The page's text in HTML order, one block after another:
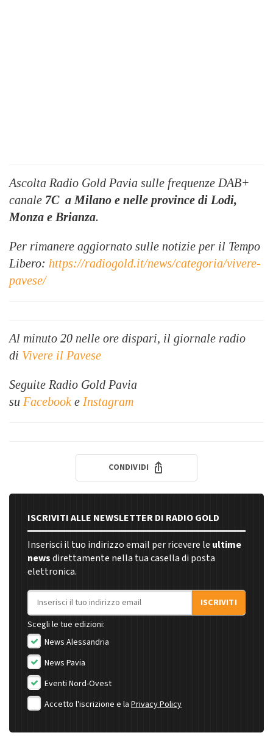
Ascolta Radio Gold Pavia sulle frequenze DAB+
canale 7C a Milano e nelle province di Lodi,
Monza e Brianza.
Per rimanere aggiornato sulle notizie per il Tempo
Libero: https://radiogold.it/news/categoria/vivere-
pavese/
Al minuto 20 nelle ore dispari, il giornale radio
di Vivere il Pavese
Seguite Radio Gold Pavia
su Facebook e Instagram
CONDIVIDI
ISCRIVITI ALLE NEWSLETTER DI RADIO GOLD
Inserisci il tuo indirizzo email per ricevere le ultime
newsdirettamente nella tua casella di posta
elettronica.
Indirizzo email
ISCRIVITI
Scegli le tue edizioni:
News Alessandria
News Pavia
Eventi Nord-Ovest
Accetto l'iscrizione e la Privacy Policy